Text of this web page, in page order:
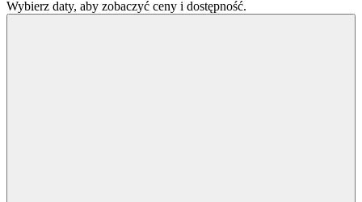
Wybierz daty, aby zobaczyć ceny i dostępność.